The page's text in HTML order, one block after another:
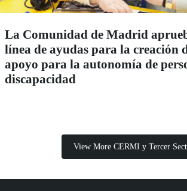
La Comunidad de Madrid
línea de ayudas para la creación
apoyo para la autonomía de
discapacidad
View More CERMI y Tercer